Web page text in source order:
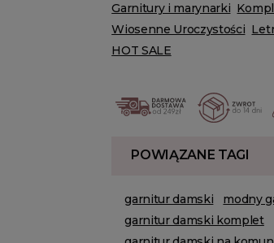
Garnitury i marynarki
Wiosenne Uroczystości
HOT SALE
POWIĄZANE TAGI
garnitur damski
modny
garnitur damski komplet